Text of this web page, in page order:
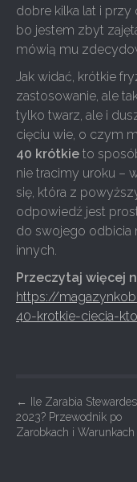
dobre kilka lat i przy
bo jestem zbyt
mówią mu
Jak widać, krótkie
zastosowanie, ale
tylko twarz, ale i
cięciu wie, o czym
40 krótkie to
nie tracimy uroku –
się, która z
odpowiedź jest
do swojego odbicia
innych.
Przeczytaj więcej
https://
40-krotkie-ciecia-
P
o
←
Ile Zarabia
2023? Przewodnik po
Zarobkach i Warunkach